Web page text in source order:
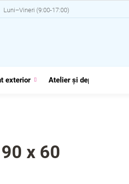
exterior Atelier și depozit
x 60